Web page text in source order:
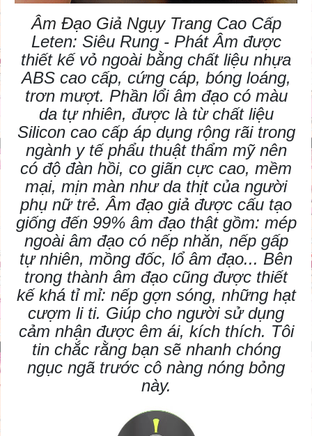
Âm Đạo Giả Ngụy Trang Cao Cấp
Leten: Siêu Rung - Phát Âm được
thiết kế vỏ ngoài bằng chất liệu nhựa
ABS cao cấp, cứng cáp, bóng loáng,
trơn mượt. Phần lổi âm đạo có màu
da tự nhiên, được là từ chất liệu
Silicon cao cấp áp dụng rộng rãi trong
ngành y tế phẩu thuật thẩm mỹ nên
có độ đàn hồi, co giãn cực cao, mềm
mại, mịn màn như da thịt của người
phụ nữ trẻ.Âm đạo giả được cấu tạo
giống đến 99% âm đạo thật gồm: mép
ngoài âm đạo có nếp nhăn, nếp gấp
tự nhiên, mồng đốc, lổ âm đạo... Bên
trong thành âm đạo cũng được thiết
kế khá tỉ mỉ: nếp gợn sóng, những hạt
cượm li ti. Giúp cho người sử dụng
cảm nhận được êm ái, kích thích. Tôi
tin chắc rằng bạn sẽ nhanh chóng
ngục ngã trước cô nàng nóng bỏng
này.